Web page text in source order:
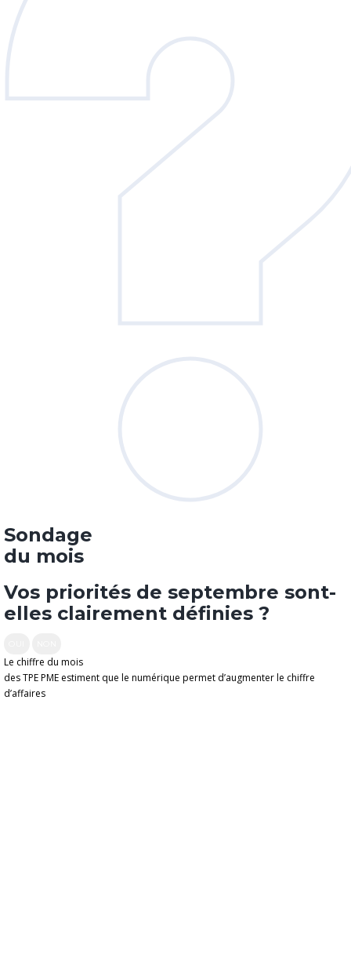
Sondage
du mois
Vos priorités de septembre sont-
elles clairement définies ?
Le chiffre du mois
des TPE PME estiment que le numérique permet d’augmenter le chiffre
d’affaires